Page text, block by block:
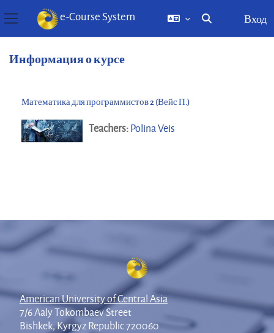
Боковая панель
e-Course System
Изменить
Вход
Информация о курсе
Математика для программистов 2 (Вейс П.)
Teachers:Polina Veis
American University of Central Asia
7/6 Aaly Tokombaev Street
Bishkek, Kyrgyz Republic 720060